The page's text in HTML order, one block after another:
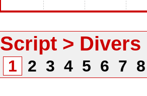
Script > Divers
1 2 3 4 5 6 7